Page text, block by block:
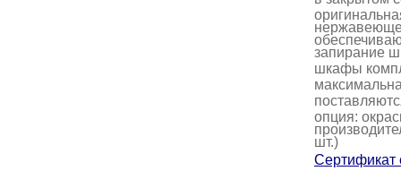
запирание
шкафы
опция:
шт.)
Сертификат